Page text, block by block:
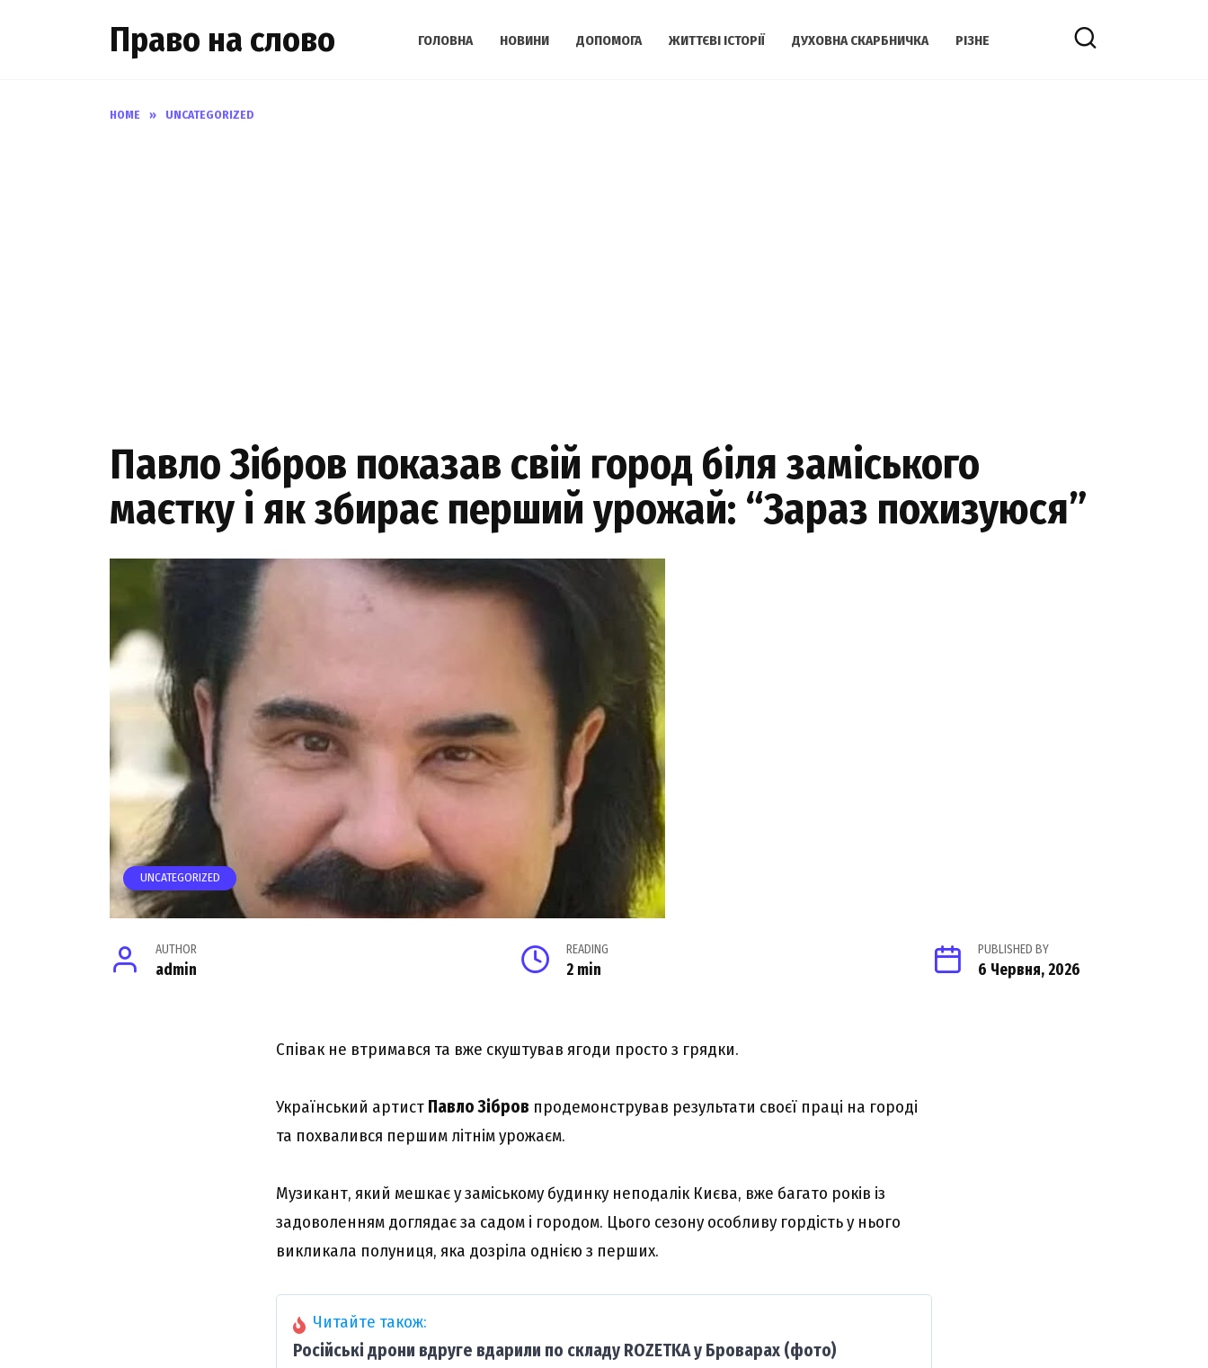
Право на слово ГОЛОВНА НОВИНИ ДОПОМОГА ЖИТТЄВІ ІСТОРІЇ ДУХОВНА СКАРБНИЧКА РІЗНЕ
HOME » UNCATEGORIZED
Павло Зібров показав свій город біля заміського
маєтку і як збирає перший урожай: “Зараз похизуюся”
UNCATEGORIZED
AUTHOR
admin
READING
2 min
PUBLISHED BY
6 Червня, 2026
Співак не втримався та вже скуштував ягоди просто з грядки.
Український артист Павло Зібров продемонстрував результати своєї праці на городі
та похвалився першим літнім урожаєм.
Музикант, який мешкає у заміському будинку неподалік Києва, вже багато років із
задоволенням доглядає за садом і городом. Цього сезону особливу гордість у нього
викликала полуниця, яка дозріла однією з перших.
Читайте також:
Російські дрони вдруге вдарили по складу ROZETKA у Броварах (фото)